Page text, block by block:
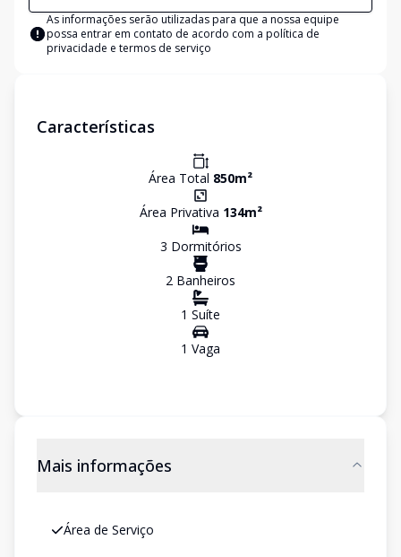
As informações serão utilizadas para que a nossa equipe
possa entrar em contato de acordo com a política de
privacidade e termos de serviço
Características
Área Total 850m²
Área Privativa 134m²
3 Dormitórios
2 Banheiros
1 Suíte
1 Vaga
Mais informações
Área de Serviço